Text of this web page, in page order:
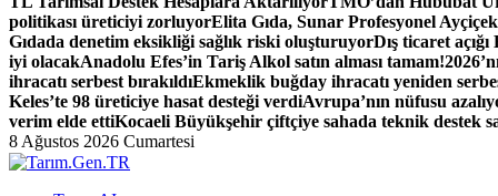
politikası üreticiyi zorluyorElita Gıda, Sunar Profesyonel Ayçiçek
Gıdada denetim eksikliği sağlık riski oluşturuyorDış ticaret
iyi olacakAnadolu Efes’in Tariş Alkol satın alması tamam!
ihracatı serbest bırakıldıEkmeklik buğday ihracatı yeniden
Keles’te 98 üreticiye hasat desteği verdiAvrupa’nın nüfusu
verim elde ettiKocaeli Büyükşehir çiftçiye sahada teknik destek
8 Ağustos 2026 Cumartesi